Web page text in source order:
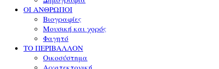
ΟΙ ΑΝΘΡΩΠΟΙ
Βιογραφίες
Μουσική και χορός
Φαγητό
ΤΟ ΠΕΡΙΒΑΛΛΟΝ
Οικοσύστημα
Αρχιτεκτονική